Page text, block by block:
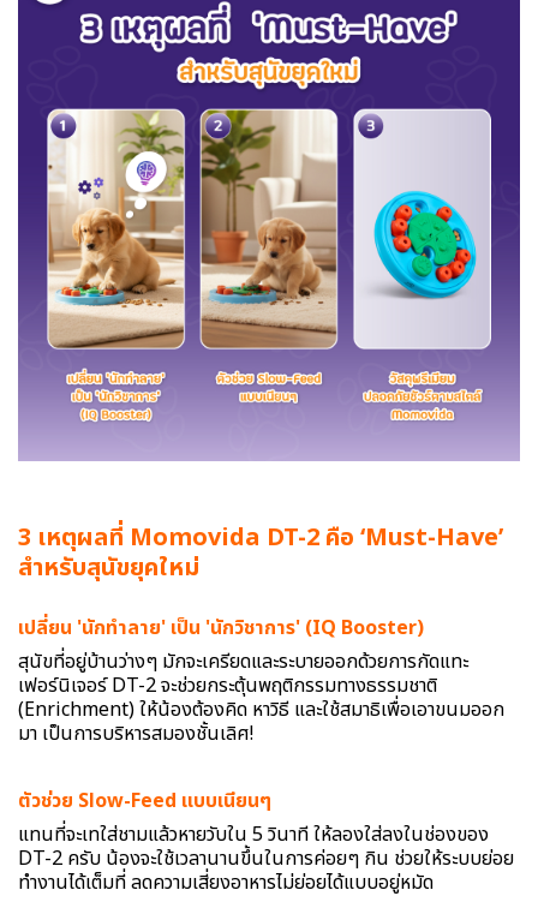
3 เหตุผลที่ Momovida DT-2 คือ ‘Must-Have’
สำหรับสุนัขยุคใหม่
เปลี่ยน 'นักทำลาย' เป็น 'นักวิชาการ' (IQ Booster)
สุนัขที่อยู่บ้านว่างๆ มักจะเครียดและระบายออกด้วยการกัดแทะ
เฟอร์นิเจอร์ DT-2 จะช่วยกระตุ้นพฤติกรรมทางธรรมชาติ
(Enrichment) ให้น้องต้องคิด หาวิธี และใช้สมาธิเพื่อเอาขนมออก
มา เป็นการบริหารสมองชั้นเลิศ!
ตัวช่วย Slow-Feed แบบเนียนๆ
แทนที่จะเทใส่ชามแล้วหายวับใน 5 วินาที ให้ลองใส่ลงในช่องของ
DT-2 ครับ น้องจะใช้เวลานานขึ้นในการค่อยๆ กิน ช่วยให้ระบบย่อย
ทำงานได้เต็มที่ ลดความเสี่ยงอาหารไม่ย่อยได้แบบอยู่หมัด